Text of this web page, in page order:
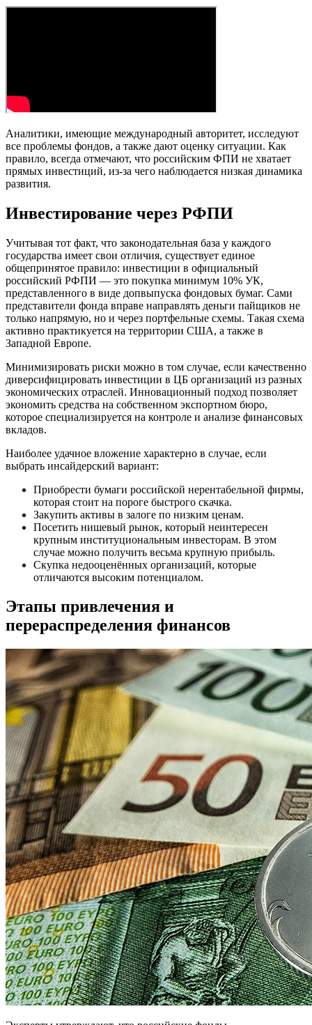
Аналитики, имеющие международный авторитет, исследуют
все проблемы фондов, а также дают оценку ситуации. Как
правило, всегда отмечают, что российским ФПИ не хватает
прямых инвестиций, из-за чего наблюдается низкая динамика
развития.
Инвестирование через РФПИ
Учитывая тот факт, что законодательная база у каждого
государства имеет свои отличия, существует единое
общепринятое правило: инвестиции в официальный
российский РФПИ — это покупка минимум 10% УК,
представленного в виде допвыпуска фондовых бумаг. Сами
представители фонда вправе направлять деньги пайщиков не
только напрямую, но и через портфельные схемы. Такая схема
активно практикуется на территории США, а также в
Западной Европе.
Минимизировать риски можно в том случае, если качественно
диверсифицировать инвестиции в ЦБ организаций из разных
экономических отраслей. Инновационный подход позволяет
экономить средства на собственном экспортном бюро,
которое специализируется на контроле и анализе финансовых
вкладов.
Наиболее удачное вложение характерно в случае, если
выбрать инсайдерский вариант:
Приобрести бумаги российской нерентабельной фирмы,
которая стоит на пороге быстрого скачка.
Закупить активы в залоге по низким ценам.
Посетить нишевый рынок, который неинтересен
крупным институциональным инвесторам. В этом
случае можно получить весьма крупную прибыль.
Скупка недооценённых организаций, которые
отличаются высоким потенциалом.
Этапы привлечения и
перераспределения финансов